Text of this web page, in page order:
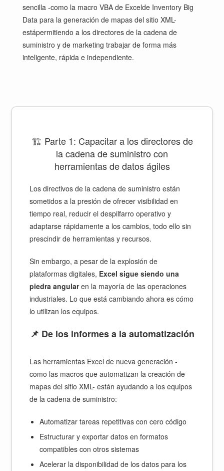
sencilla -como la macro VBA de Excelde Inventory Big
Data para la generación de mapas del sitio XML-
estápermitiendo a los directores de la cadena de
suministro y de marketing trabajar de forma más
inteligente, rápida e independiente.
🏗️ Parte 1: Capacitar a los directores de
la cadena de suministro con
herramientas de datos ágiles
Los directivos de la cadena de suministro están
sometidos a la presión de ofrecer visibilidad en
tiempo real, reducir el despilfarro operativo y
adaptarse rápidamente a los cambios, todo ello sin
prescindir de herramientas y recursos.
Sin embargo, a pesar de la explosión de
plataformas digitales, Excel sigue siendo una
piedra angularen la mayoría de las operaciones
industriales. Lo que está cambiando ahora es cómo
lo utilizan los equipos.
📌 De los informes a la automatización
Las herramientas Excel de nueva generación -
como las macros que automatizan la creación de
mapas del sitio XML- están ayudando a los equipos
de la cadena de suministro:
Automatizar tareas repetitivas con cero código
Estructurar y exportar datos en formatos
compatibles con otros sistemas
Acelerar la disponibilidad de los datos para los